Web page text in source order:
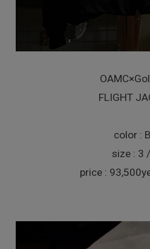
FLIGHT
color :
size : 3
price :